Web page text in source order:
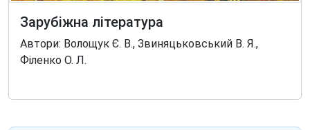
Зарубіжна література
Автори: Волощук Є. В., Звиняцьковський В. Я.,
Філенко О. Л.